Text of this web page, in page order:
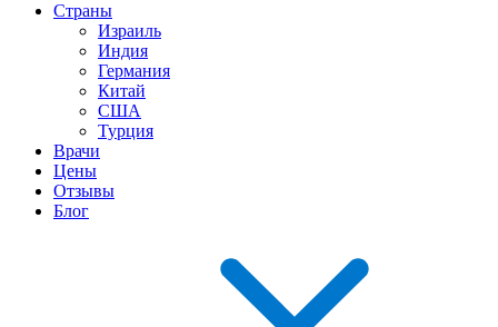
Страны
Израиль
Индия
Германия
Китай
США
Турция
Врачи
Цены
Отзывы
Блог